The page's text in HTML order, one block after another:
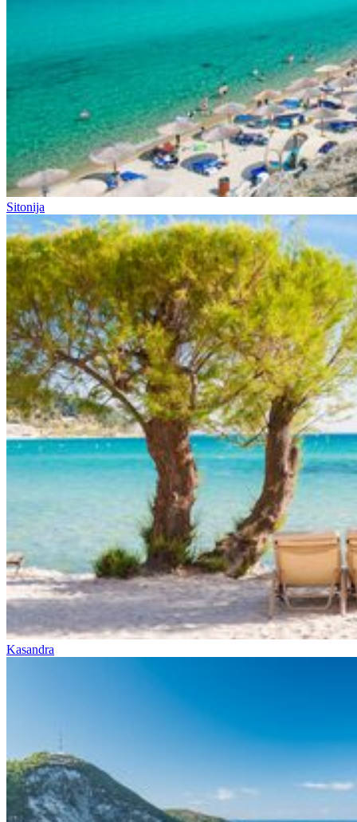
Sitonija
Kasandra